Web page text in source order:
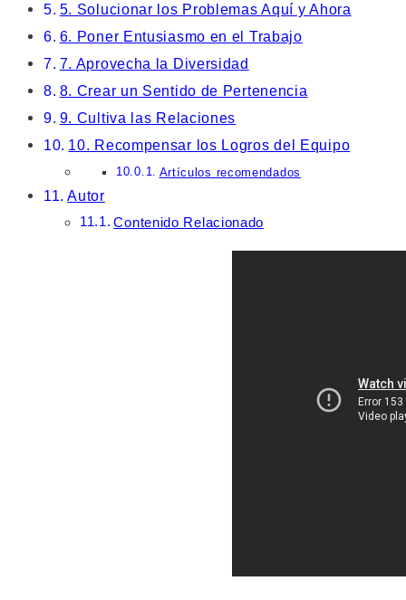
5. Solucionar los Problemas Aquí y Ahora
6. Poner Entusiasmo en el Trabajo
7. Aprovecha la Diversidad
8. Crear un Sentido de Pertenencia
9. Cultiva las Relaciones
10. Recompensar los Logros del Equipo
Artículos recomendados
Autor
Contenido Relacionado